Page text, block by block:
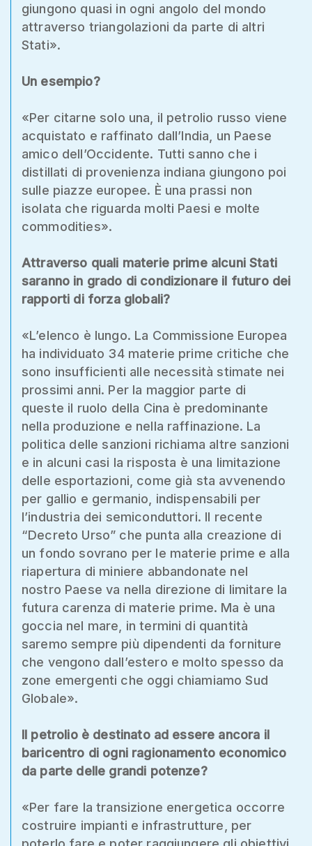
giungono quasi in ogni angolo del mondo
attraverso triangolazioni da parte di altri
Stati».
Un esempio?
«Per citarne solo una, il petrolio russo viene
acquistato e raffinato dall’India, un Paese
amico dell’Occidente. Tutti sanno che i
distillati di provenienza indiana giungono poi
sulle piazze europee. È una prassi non
isolata che riguarda molti Paesi e molte
commodities».
Attraverso quali materie prime alcuni Stati
saranno in grado di condizionare il futuro dei
rapporti di forza globali?
«L’elenco è lungo. La Commissione Europea
ha individuato 34 materie prime critiche che
sono insufficienti alle necessità stimate nei
prossimi anni. Per la maggior parte di
queste il ruolo della Cina è predominante
nella produzione e nella raffinazione. La
politica delle sanzioni richiama altre sanzioni
e in alcuni casi la risposta è una limitazione
delle esportazioni, come già sta avvenendo
per gallio e germanio, indispensabili per
l’industria dei semiconduttori. Il recente
“Decreto Urso” che punta alla creazione di
un fondo sovrano per le materie prime e alla
riapertura di miniere abbandonate nel
nostro Paese va nella direzione di limitare la
futura carenza di materie prime. Ma è una
goccia nel mare, in termini di quantità
saremo sempre più dipendenti da forniture
che vengono dall’estero e molto spesso da
zone emergenti che oggi chiamiamo Sud
Globale».
Il petrolio è destinato ad essere ancora il
baricentro di ogni ragionamento economico
da parte delle grandi potenze?
«Per fare la transizione energetica occorre
costruire impianti e infrastrutture, per